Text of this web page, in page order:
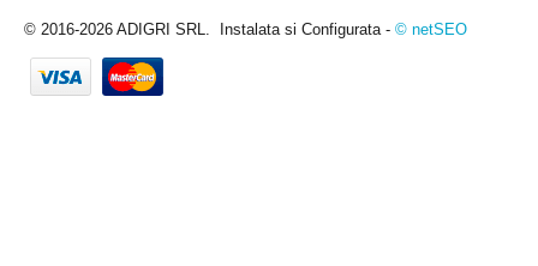
© 2016-2026 ADIGRI SRL. Instalata si Configurata - © netSEO